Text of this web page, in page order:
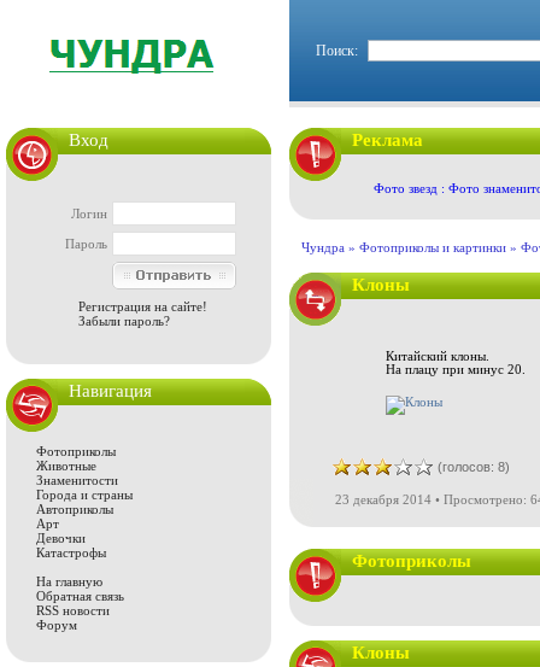
Поиск:
Вход
Логин
Пароль
Регистрация на сайте!
Забыли пароль?
Навигация
Фотоприколы
Животные
Знаменитости
Города и страны
Автоприколы
Арт
Девочки
Катастрофы
На главную
Обратная связь
RSS новости
Форум
Реклама
Фото звезд : Фото
Чундра » Фотоприколы и картинки »
Клоны
Китайский клоны.
На плацу при минус 20.
(голосов: 8)
23 декабря 2014 • Просмотрено:
Фотоприколы
Клоны